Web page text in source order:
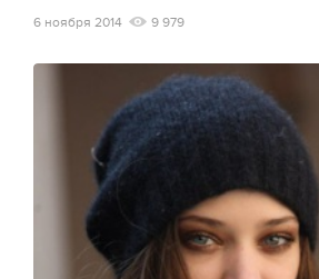
6 ноября 2014 9 979